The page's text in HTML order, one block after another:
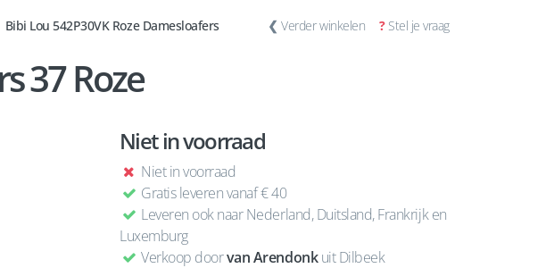
Bibi Lou 542P30VK Roze Damesloafers ❮ Verder winkelen ? Stel je vraag
37 Roze
Niet in voorraad
Niet in voorraad
Gratis leveren vanaf € 40
Leveren ook naar Nederland, Duitsland, Frankrijk en
Luxemburg
Verkoop doorvan Arendonkuit Dilbeek